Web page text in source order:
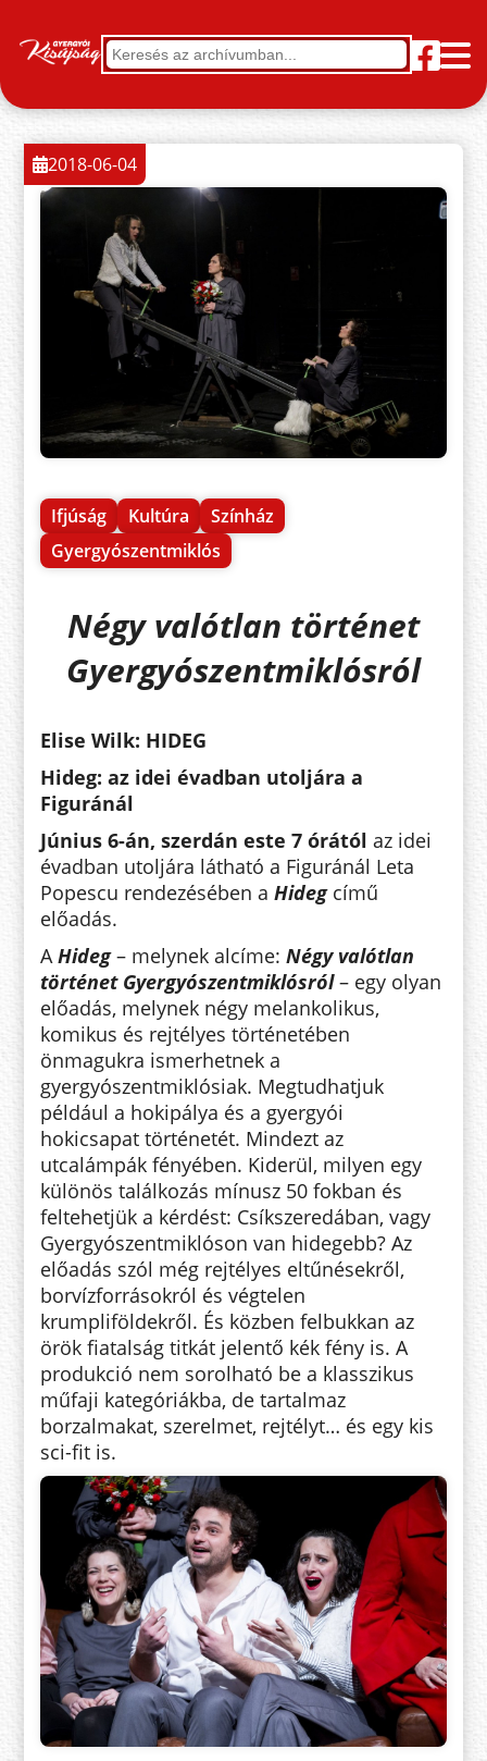
Ifjúság Kultúra
Színház
Gyergyószentmiklós
2018-06-04
Négy valótlan történet
Gyergyószentmiklósról
Elise Wilk: HIDEG
Hideg: az idei évadban utoljára a
Figuránál
Június 6-án, szerdán este 7 órátólaz idei
évadban utoljára látható a Figuránál Leta
Popescu rendezésében aHidegcímű
előadás.
AHideg– melynek alcíme:Négy valótlan
történet Gyergyószentmiklósról– egy olyan
előadás, melynek négy melankolikus,
komikus és rejtélyes történetében
önmagukra ismerhetnek a
gyergyószentmiklósiak. Megtudhatjuk
például a hokipálya és a gyergyói
hokicsapat történetét. Mindezt az
utcalámpák fényében. Kiderül, milyen egy
különös találkozás mínusz 50 fokban és
feltehetjük a kérdést: Csíkszeredában, vagy
Gyergyószentmiklóson van hidegebb? Az
előadás szól még rejtélyes eltűnésekről,
borvízforrásokról és végtelen
krumpliföldekről. És közben felbukkan az
örök fiatalság titkát jelentő kék fény is. A
produkció nem sorolható be a klasszikus
műfaji kategóriákba, de tartalmaz
borzalmakat, szerelmet, rejtélyt… és egy kis
sci-fit is.